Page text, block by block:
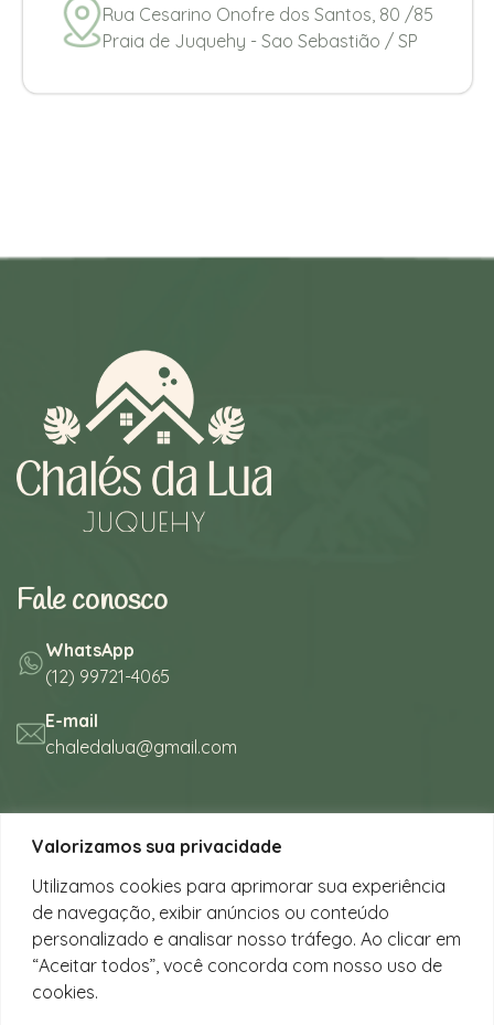
Valorizamos sua privacidade
Utilizamos cookies para aprimorar sua experiência
de navegação, exibir anúncios ou conteúdo
personalizado e analisar nosso tráfego. Ao clicar em
“Aceitar todos”, você concorda com nosso uso de
cookies.
Rua Cesarino Onofre dos Santos, 80 /85
Praia de Juquehy - Sao Sebastião / SP
Fale conosco
WhatsApp
(12) 99721-4065
E-mail
chaledalua@gmail.com
Seu refúgio em meio à natureza
na bela praia de Juquehy.
Instagram
@chalesdaluajuquehy